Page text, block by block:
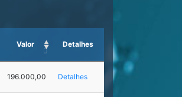
Valor Detalhes
196.000,00 Detalhes